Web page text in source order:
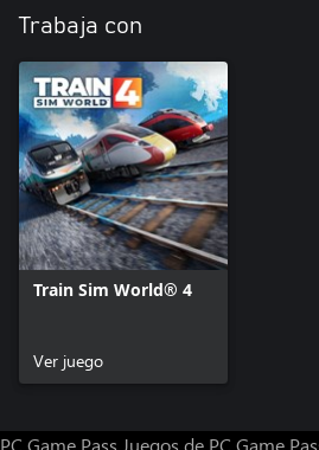
Trabaja con
Train Sim World® 4
Ver juego